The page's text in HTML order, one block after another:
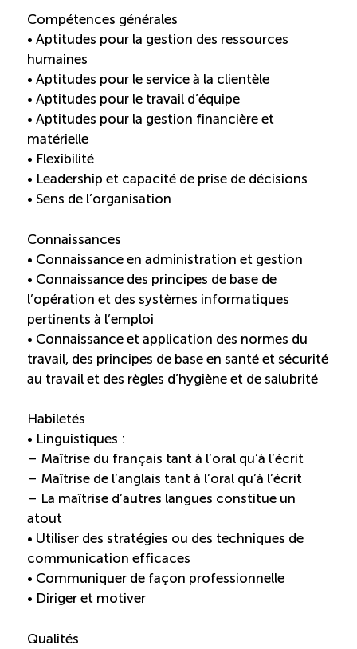
Compétences générales
• Aptitudes pour la gestion des ressources
humaines
• Aptitudes pour le service à la clientèle
• Aptitudes pour le travail d’équipe
• Aptitudes pour la gestion financière et
matérielle
• Flexibilité
• Leadership et capacité de prise de décisions
• Sens de l’organisation
Connaissances
• Connaissance en administration et gestion
• Connaissance des principes de base de
l’opération et des systèmes informatiques
pertinents à l’emploi
• Connaissance et application des normes du
travail, des principes de base en santé et sécurité
au travail et des règles d’hygiène et de salubrité
Habiletés
• Linguistiques :
– Maîtrise du français tant à l’oral qu’à l’écrit
– Maîtrise de l’anglais tant à l’oral qu’à l’écrit
– La maîtrise d’autres langues constitue un
atout
• Utiliser des stratégies ou des techniques de
communication efficaces
• Communiquer de façon professionnelle
• Diriger et motiver
Qualités